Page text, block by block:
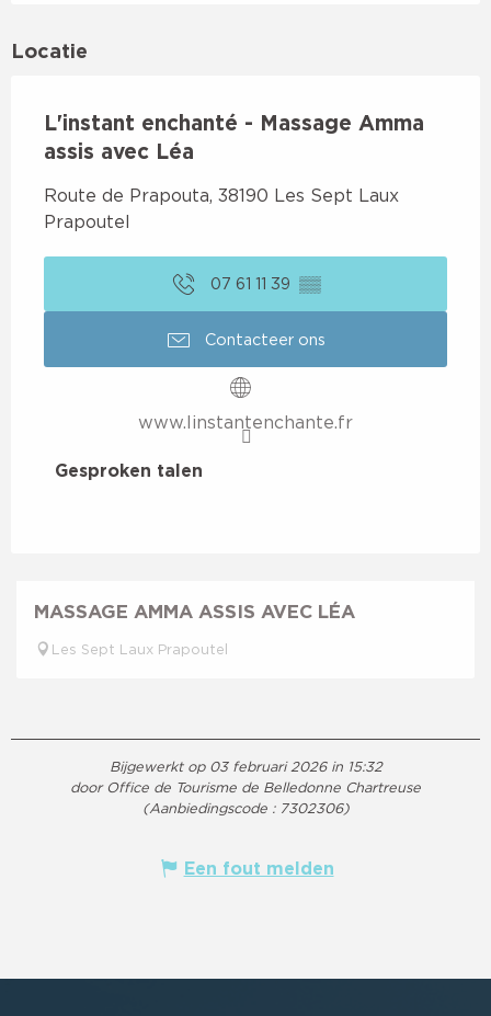
Locatie
L'instant enchanté - Massage Amma
assis avec Léa
Route de Prapouta, 38190 Les Sept Laux
Prapoutel
07 61 11 39 ▒▒
Contacteer ons
www.linstantenchante.fr
Gesproken talen
Gesproken talen
MASSAGE AMMA ASSIS AVEC LÉA
Les Sept Laux Prapoutel
Bijgewerkt op 03 februari 2026 in 15:32
door Office de Tourisme de Belledonne Chartreuse
(Aanbiedingscode : 7302306)
Een fout melden